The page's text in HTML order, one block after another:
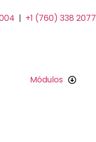
| +1 (760) 338 2077
Módulos